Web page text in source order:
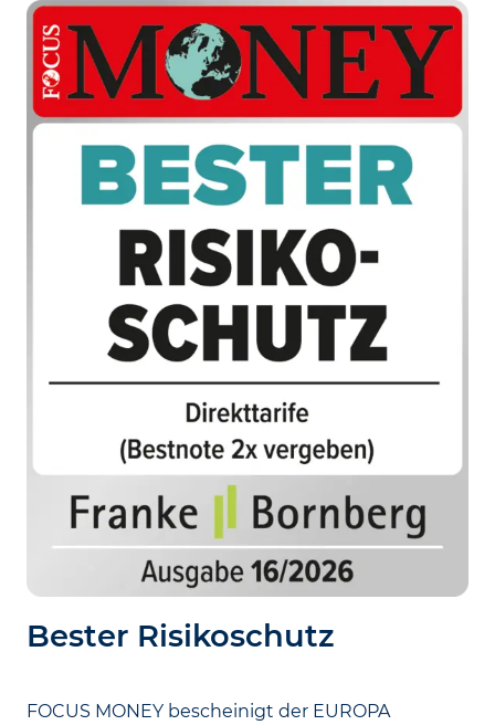
Bester Risikoschutz
FOCUS MONEY bescheinigt der EUROPA